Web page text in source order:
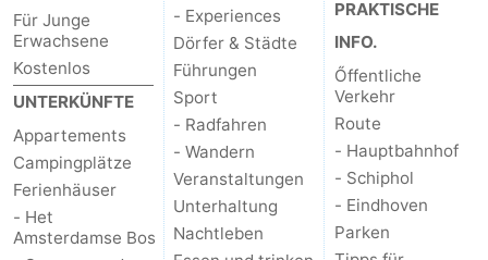
Für Junge
Erwachsene
Kostenlos
UNTERKÜNFTE
Appartements
Campingplätze
Ferienhäuser
- Het
Amsterdamse Bos
- Experiences
Dörfer & Städte
Führungen
Sport
- Radfahren
- Wandern
Veranstaltungen
Unterhaltung
Nachtleben
PRAKTISCHE
INFO.
Őffentliche
Verkehr
Route
- Hauptbahnhof
- Schiphol
- Eindhoven
Parken